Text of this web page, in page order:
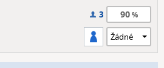
3 90